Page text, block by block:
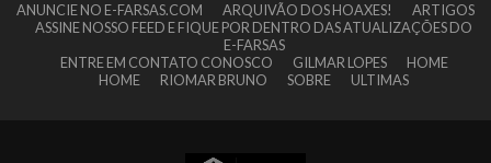
ANUNCIE NO E-FARSAS.COM ARQUIVÃO DOS HOAXES!
ARTIGOS
ASSINE NOSSO FEED E FIQUE POR DENTRO DAS ATUALIZAÇÕES DO
E-FARSAS
ENTRE EM CONTATO CONOSCO
GILMAR LOPES
HOME
HOME
RIOMAR BRUNO SOBRE ULTIMAS